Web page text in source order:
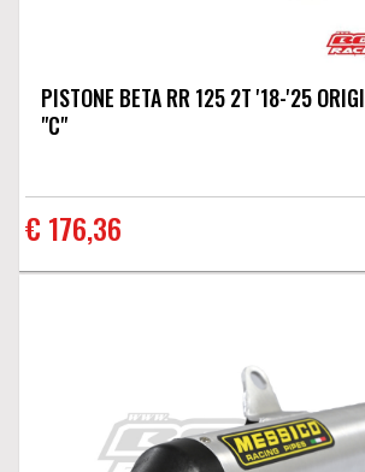
PISTONE BETA RR 125 2T '18-'25
"C"
€ 176,36